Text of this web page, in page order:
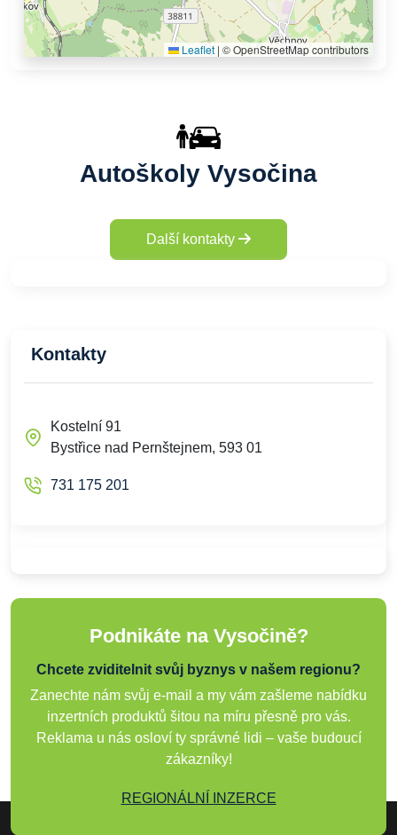
Leaflet | © OpenStreetMap contributors
Autoškoly Vysočina
Další kontakty
Kontakty
Kostelní 91
Bystřice nad Pernštejnem, 593 01
731 175 201
Podnikáte na Vysočině?
Chcete zviditelnit svůj byznys v našem regionu?
Zanechte nám svůj e-mail a my vám zašleme nabídku
inzertních produktů šitou na míru přesně pro vás.
Reklama u nás osloví ty správné lidi – vaše budoucí
zákazníky!
REGIONÁLNÍ INZERCE